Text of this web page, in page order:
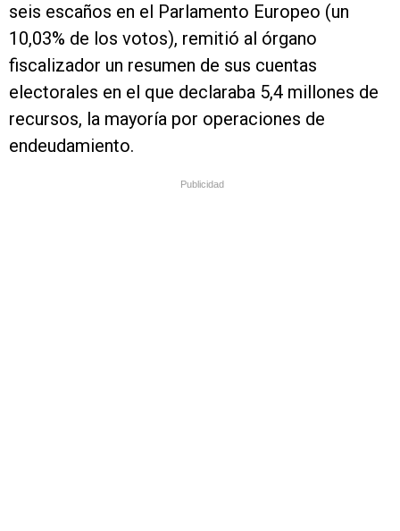
seis escaños en el Parlamento Europeo (un
10,03% de los votos), remitió al órgano
fiscalizador un resumen de sus cuentas
electorales en el que declaraba 5,4 millones de
recursos, la mayoría por operaciones de
endeudamiento.
Publicidad